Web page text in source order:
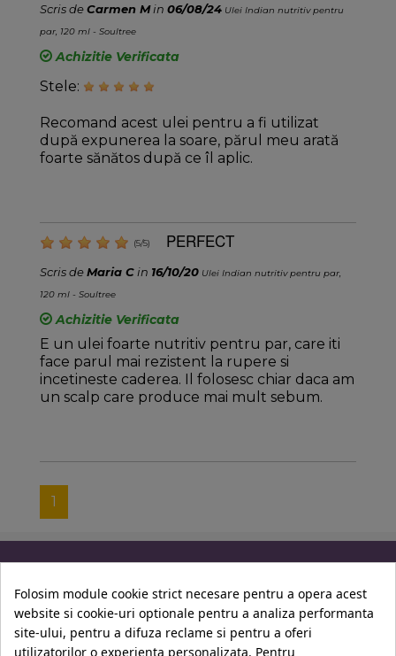
Scris deCarmen Min 06/08/24 Ulei Indian nutritiv pentru
par, 120 ml - Soultree
Achizitie Verificata
Stele:
Recomand acest ulei pentru a fi utilizat
după expunerea la soare, părul meu arată
foarte sănătos după ce îl aplic.
(5/5) PERFECT
Scris deMaria Cin 16/10/20 Ulei Indian nutritiv pentru par,
120 ml - Soultree
Achizitie Verificata
E un ulei foarte nutritiv pentru par, care iti
face parul mai rezistent la rupere si
incetineste caderea. Il folosesc chiar daca am
un scalp care produce mai mult sebum.
1
Contul Tau
Folosim module cookie strict necesare pentru a opera acest
website si cookie-uri optionale pentru a analiza performanta
site-ului, pentru a difuza reclame si pentru a oferi
utilizatorilor o experienta personalizata. Pentru